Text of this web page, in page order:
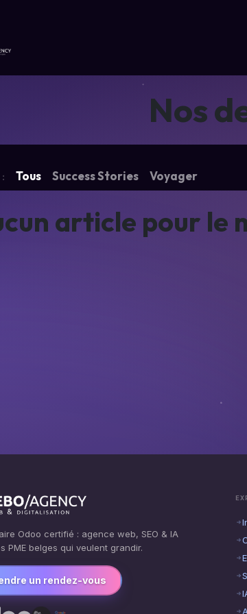
Nos
Tous Success Stories Voyager
article pour le
Odoo certifié : agence web, SEO & IA
PME belges qui veulent grandir.
un rendez-vous